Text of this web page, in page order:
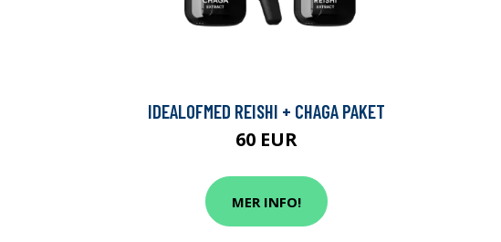
IDEALOFMED REISHI + CHAGA PAKET
60 EUR
MER INFO!